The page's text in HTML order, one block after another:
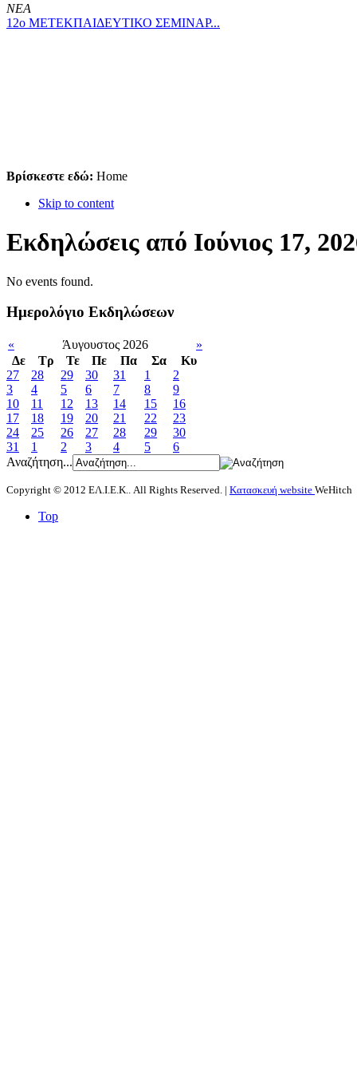
ΝΕΑ
12ο ΜΕΤΕΚΠΑΙΔΕΥΤΙΚΟ ΣΕΜΙΝΑΡ...
Βρίσκεστε εδώ: Home
Skip to content
Εκδηλώσεις από Ιούνιος 17,
No events found.
Ημερολόγιο Εκδηλώσεων
« Άυγουστος 2026
»
Δε
Tρ Τε Πε Πα Σα
Κυ
27
28 29 30 31 1
2
3
4 5 6 7 8
9
10
11 12 13 14 15
16
17
18 19 20 21 22
23
24
25 26 27 28 29
30
31
1 2 3 4 5
6
Αναζήτηση...
Copyright © 2012 ΕΛ.Ι.Ε.Κ.. All Rights Reserved. | Κατασκευή website WeHitch
Top